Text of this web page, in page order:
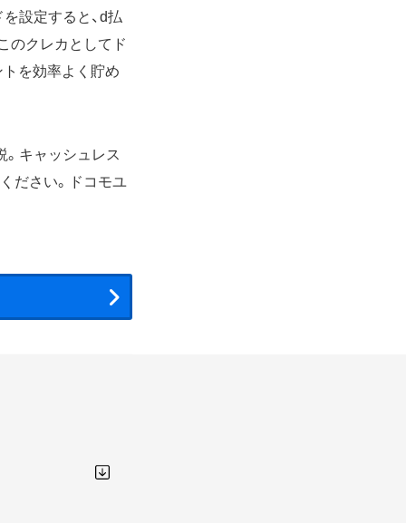
設定すると、d払
のクレカとしてド
トを効率よく貯め
キャッシュレス
ださい。ドコモユ